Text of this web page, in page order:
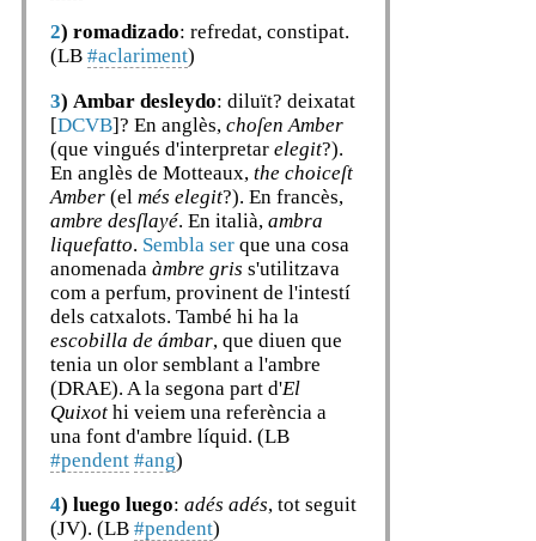
2) romadizado: refredat, constipat.
(LB #aclariment)
3) Ambar desleydo: diluït? deixatat
[DCVB]? En anglès, choſen Amber
(que vingués d'interpretar elegit?).
En anglès de Motteaux, the choiceſt
Amber (el més elegit?). En francès,
ambre desſlayé. En italià, ambra
liquefatto. Sembla ser que una cosa
anomenada àmbre gris s'utilitzava
com a perfum, provinent de l'intestí
dels catxalots. També hi ha la
escobilla de ámbar, que diuen que
tenia un olor semblant a l'ambre
(DRAE). A la segona part d'El
Quixot hi veiem una referència a
una font d'ambre líquid. (LB
#pendent #ang)
4) luego luego: adés adés, tot seguit
(JV). (LB #pendent)